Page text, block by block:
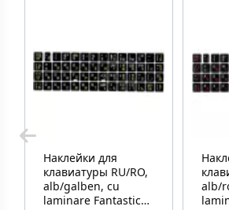
Наклейки для
клавиатуры RU/RO,
alb/galben, cu
laminare Fantastic
alb/